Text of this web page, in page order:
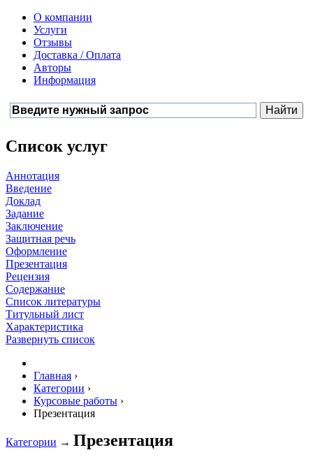
О компании
Услуги
Отзывы
Доставка / Оплата
Авторы
Информация
Список услуг
Аннотация
Введение
Доклад
Задание
Заключение
Защитная речь
Оформление
Презентация
Рецензия
Содержание
Список литературы
Титульный лист
Характеристика
Развернуть список
Главная ›
Категории ›
Курсовые работы ›
Презентация
Категории → Презентация